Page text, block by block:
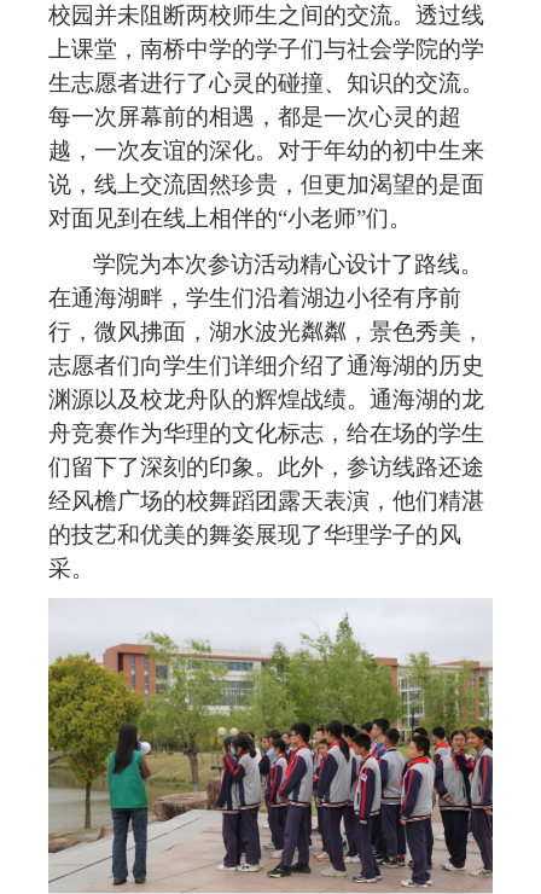
校园并未阻断两校师生之间的交流。透过线
上课堂，南桥中学的学子们与社会学院的学
生志愿者进行了心灵的碰撞、知识的交流。
每一次屏幕前的相遇，都是一次心灵的超
越，一次友谊的深化。对于年幼的初中生来
说，线上交流固然珍贵，但更加渴望的是面
对面见到在线上相伴的“小老师”们。
学院为本次参访活动精心设计了路线。
在通海湖畔，学生们沿着湖边小径有序前
行，微风拂面，湖水波光粼粼，景色秀美，
志愿者们向学生们详细介绍了通海湖的历史
渊源以及校龙舟队的辉煌战绩。通海湖的龙
舟竞赛作为华理的文化标志，给在场的学生
们留下了深刻的印象。此外， 参访线路还途
经风檐广场的校舞蹈团露天表演，他们精湛
的技艺和优美的舞姿展现了华理学子的风
采。